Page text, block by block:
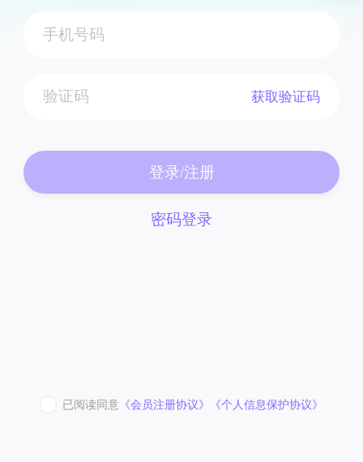
获取验证码
登录/注册
密码登录
已阅读同意 《会员注册协议》 《个人信息保护协议》